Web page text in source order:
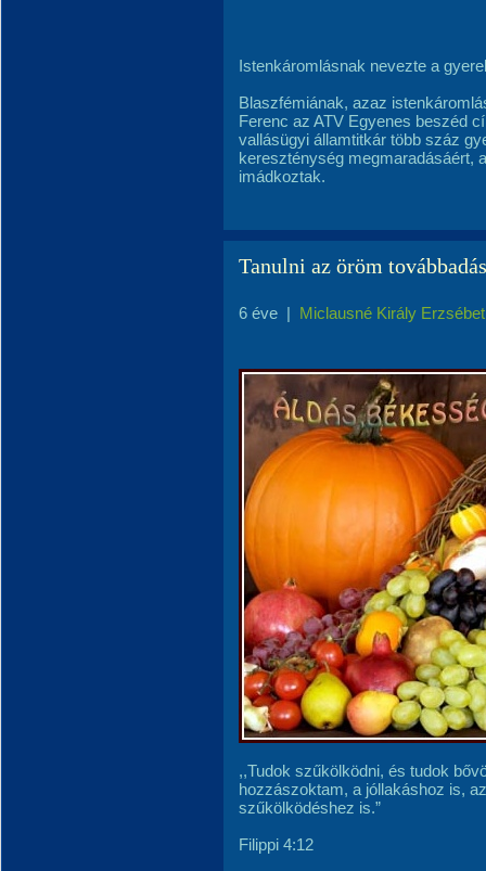
Istenkáromlásnak nevezte a
Blaszfémiának, azaz
Ferenc az ATV Egyenes beszéd
vallásügyi államtitkár több száz
kereszténység megmaradásáért,
imádkoztak.
Tanulni az öröm
6 éve | Miclausné Király Erzsébet
,,Tudok szűkölködni, és tudok
hozzászoktam, a jóllakáshoz is,
szűkölködéshez is.”
Filippi 4:12